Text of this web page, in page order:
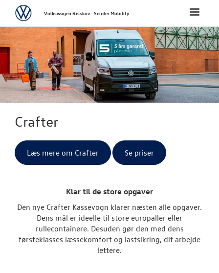
FORSIDE
NYE
NYE VAREBILER
Vans
Crafter
Toggle
VolkswagenVolkswagen Risskov - Semler Mobility
Crafter
Læs mere om Crafter Se priser
Klar til de store opgaver
Den nye Crafter Kassevogn klarer næsten alle opgaver.
Dens mål er ideelle til store europaller eller
rullecontainere. Desuden gør den med dens
førsteklasses læssekomfort og lastsikring, dit arbejde
lettere.